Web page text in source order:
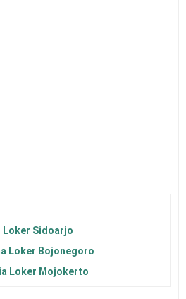
Loker Sidoarjo
Loker Bojonegoro
Loker Mojokerto